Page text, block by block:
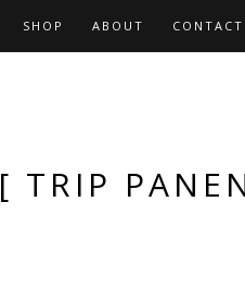
SHOP ABOUT CONTACT
[ TRIP